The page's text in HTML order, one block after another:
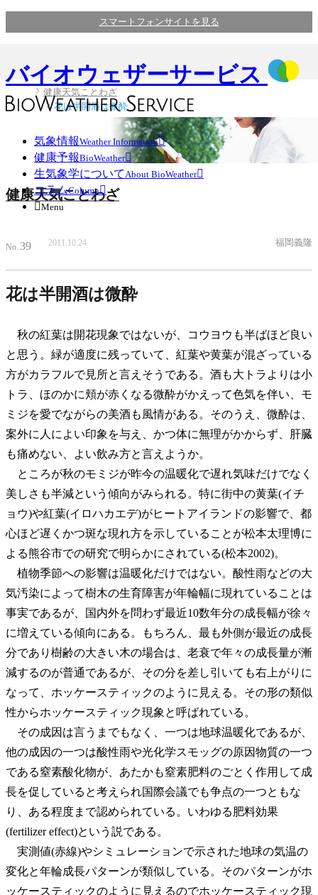
スマートフォンサイトを見る
バイオウェザーサービス
気象情報Weather Information
健康予報BioWeather
生気象学について About BioWeather
コラムColumn
Menu
健康天気ことわざ
花は半開酒は微酔
健康天気ことわざ
No. 39 2011.10.24 福岡義隆
花は半開酒は微酔
秋の紅葉は開花現象ではないが、コウヨウも半ばほど良い
と思う。緑が適度に残っていて、紅葉や黄葉が混ざっている
方がカラフルで見所と言えそうである。酒も大トラよりは小
トラ、ほのかに頬が赤くなる微酔がかえって色気を伴い、モ
ミジを愛でながらの美酒も風情がある。そのうえ、微酔は、
案外に人によい印象を与え、かつ体に無理がかからず、肝臓
も痛めない、よい飲み方と言えようか。
ところが秋のモミジが昨今の温暖化で遅れ気味だけでなく
美しさも半減という傾向がみられる。特に街中の黄葉(イチ
ョウ)や紅葉(イロハカエデ)がヒートアイランドの影響で、都
心ほど遅くかつ斑な現れ方を示していることが松本太理博に
よる熊谷市での研究で明らかにされている(松本2002)。
植物季節への影響は温暖化だけではない。酸性雨などの大
気汚染によって樹木の生育障害が年輪幅に現れていることは
事実であるが、国内外を問わず最近10数年分の成長幅が徐々
に増えている傾向にある。もちろん、最も外側が最近の成長
分であり樹齢の大きい木の場合は、老衰で年々の成長量が漸
減するのが普通であるが、その分を差し引いても右上がりに
なって、ホッケースティックのように見える。その形の類似
性からホッケースティック現象と呼ばれている。
その成因は言うまでもなく、一つは地球温暖化であるが、
他の成因の一つは酸性雨や光化学スモッグの原因物質の一つ
である窒素酸化物が、あたかも窒素肥料のごとく作用して成
長を促していると考えられ国際会議でも争点の一つともな
り、ある程度まで認められている。いわゆる肥料効果
(fertilizer effect)という説である。
実測値(赤線)やシミュレーションで示された地球の気温の
変化と年輪成長パターンが類似している。そのパターンがホ
ッケースティックのように見えるのでホッケースティック現